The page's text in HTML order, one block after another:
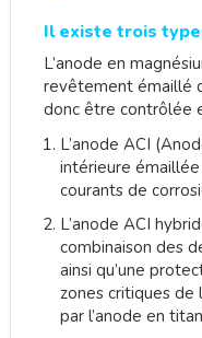
Il existe trois
L’anode en
revêtement émaillé
donc être contrôlée
L’anode ACI
intérieure
courants de
L’anode ACI
combinaison des
ainsi qu’une
zones critiques de
par l’anode en